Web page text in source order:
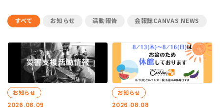
すべて お知らせ 活動報告 会報誌CANVAS NEWS
2026.08.09
お知らせ
2026.08.08
お知らせ